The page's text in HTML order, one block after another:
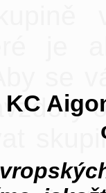
KC
je
se